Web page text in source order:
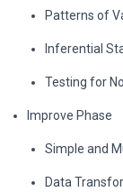
Patterns of
Inferential
Testing for
Improve Phase
Simple and
Data